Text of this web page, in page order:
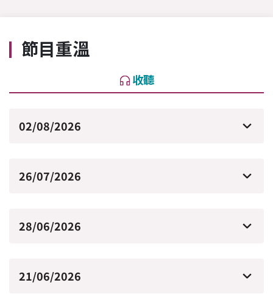
節目重溫
收聽
02/08/2026
26/07/2026
28/06/2026
21/06/2026